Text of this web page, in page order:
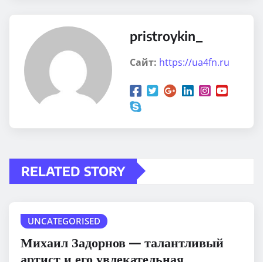
pristroykin_
Сайт: https://ua4fn.ru
RELATED STORY
UNCATEGORISED
Михаил Задорнов — талантливый
артист и его увлекательная